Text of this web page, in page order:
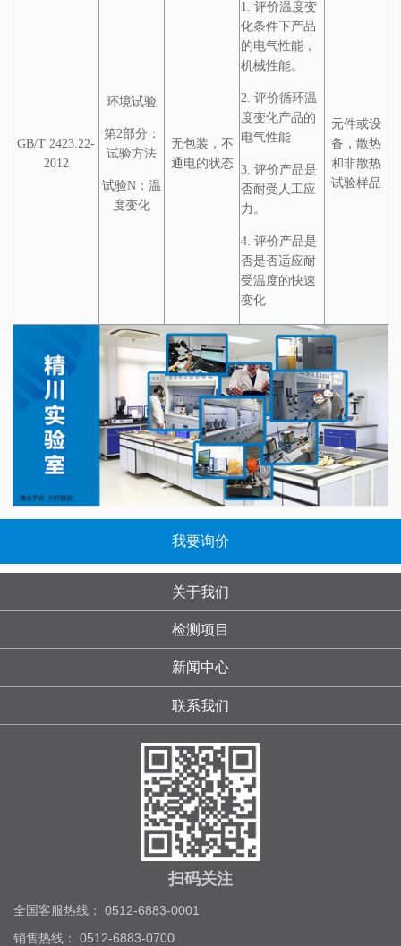
GB/T 2423.22-
2012
环境试验
第2部分：
试验方法
试验N：温
度变化
无包装，不
通电的状态
1. 评价温度变
化条件下产品
的电气性能，
机械性能。
2. 评价循环温
度变化产品的
电气性能
3. 评价产品是
否耐受人工应
力。
4. 评价产品是
否是否适应耐
受温度的快速
变化
元件或设
备，散热
和非散热
试验样品
我要询价
关于我们
检测项目
新闻中心
联系我们
扫码关注
全国客服热线： 0512-6883-0001
销售热线： 0512-6883-0700